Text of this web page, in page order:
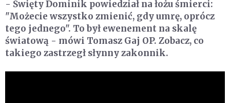
- Święty Dominik powiedział na łożu śmierci:
"Możecie wszystko zmienić, gdy umrę, oprócz
tego jednego". To był ewenement na skalę
światową - mówi Tomasz Gaj OP. Zobacz, co
takiego zastrzegł słynny zakonnik.